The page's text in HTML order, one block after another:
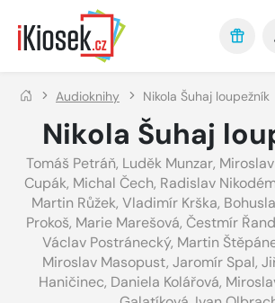
Přejít na hlavní obsah
Audioknihy Nikola Šuhaj loupežník
Nikola Šuhaj
Tomáš Petráň, Luděk Munzar,
Cupák, Michal Čech, Radislav
Martin Růžek, Vladimír Krška,
Prokoš, Marie Marešová, Čestmír
Václav Postránecký, Martin
Miroslav Masopust, Jaromír Spal,
Haničinec, Daniela Kolářová,